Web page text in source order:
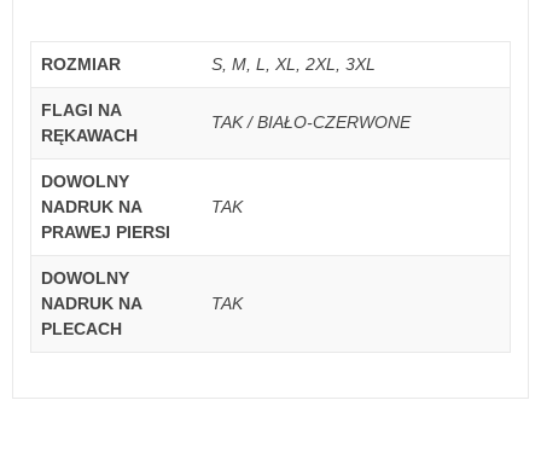
ROZMIAR S, M, L, XL, 2XL, 3XL
FLAGI NA
RĘKAWACH
TAK / BIAŁO-CZERWONE
DOWOLNY
NADRUK NA
PRAWEJ PIERSI
TAK
DOWOLNY
NADRUK NA
PLECACH
TAK